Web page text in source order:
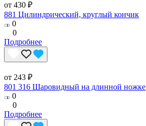
от 430 ₽
881 Цилиндрический, круглый кончик
0
0
Подробнее
от 243 ₽
801 316 Шаровидный на длинной ножке
0
0
Подробнее